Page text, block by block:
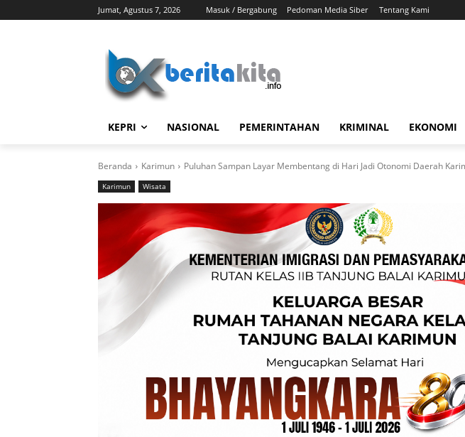
Jumat, Agustus 7, 2026 Masuk / Bergabung Pedoman Media Siber Tentang Kami
KEPRI NASIONAL PEMERINTAHAN KRIMINAL EKONOMI
Beranda Karimun Puluhan Sampan Layar Membentang di Hari Jadi Otonomi Daerah
Karimun Wisata